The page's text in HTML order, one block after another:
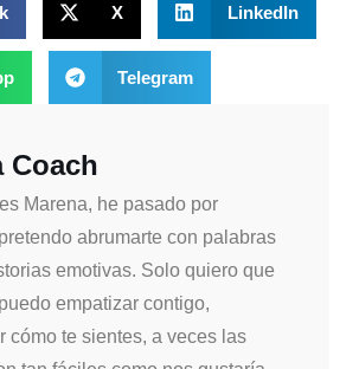
X LinkedIn
Telegram
Coach
Marena, he pasado por
abrumarte con palabras
emotivas. Solo quiero que
empatizar contigo,
cómo te sientes, a veces las